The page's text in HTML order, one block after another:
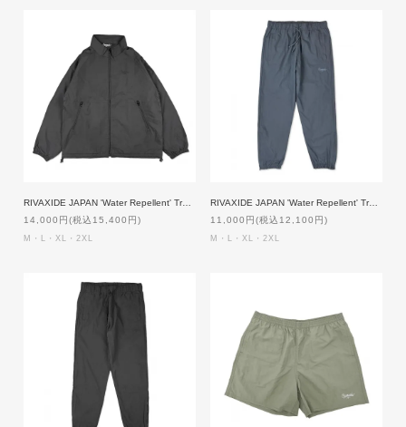
RIVAXIDE JAPAN 'Water Repellent' Training Jacket [BLACK]
14,000円(税込15,400円)
M・L・XL・2XL
RIVAXIDE JAPAN 'Water Repellent' Training Pants [NAVY]
11,000円(税込12,100円)
M・L・XL・2XL